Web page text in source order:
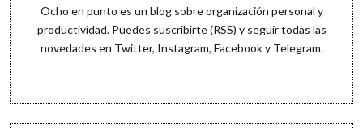
Ocho en punto es un blog sobre organización personal y
productividad. Puedes suscribirte (RSS) y seguir todas las
novedades en Twitter, Instagram, Facebooky Telegram.